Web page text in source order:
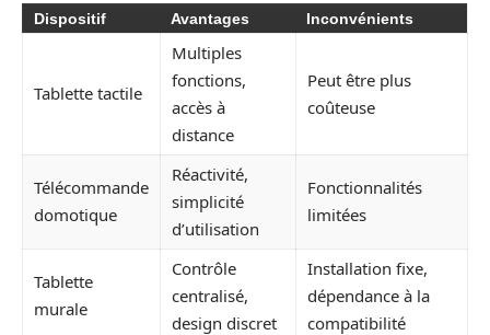
Dispositif Avantages Inconvénients
Tablette tactile
Multiples
fonctions,
accès à
distance
Peut être plus
coûteuse
Télécommande
domotique
Réactivité,
simplicité
d’utilisation
Fonctionnalités
limitées
Tablette
murale
Contrôle
centralisé,
design discret
Installation fixe,
dépendance à la
compatibilité